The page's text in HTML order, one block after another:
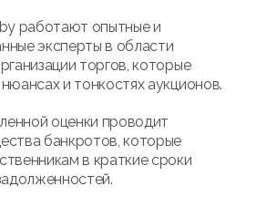
работают опытные и
эксперты в области
торгов, которые
и тонкостях аукционов.
оценки проводит
банкротов, которые
в краткие сроки